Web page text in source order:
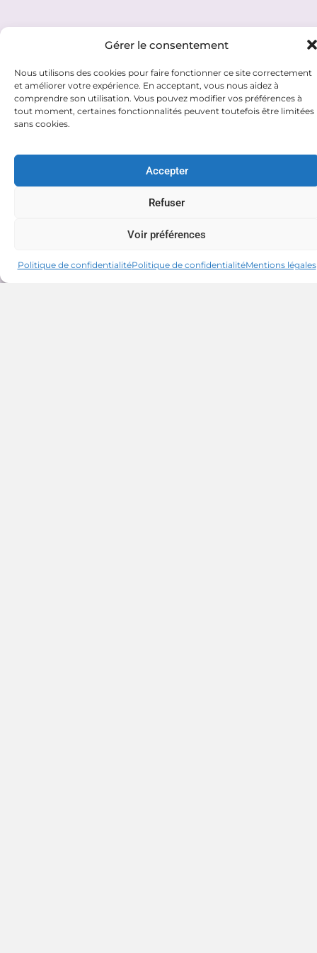
Gérer le consentement
Nous utilisons des cookies pour faire fonctionner ce site correctement
et améliorer votre expérience. En acceptant, vous nous aidez à
comprendre son utilisation. Vous pouvez modifier vos préférences à
tout moment, certaines fonctionnalités peuvent toutefois être limitées
sans cookies.
Accepter
Refuser
Voir préférences
Politique de confidentialitéPolitique de confidentialitéMentions légales